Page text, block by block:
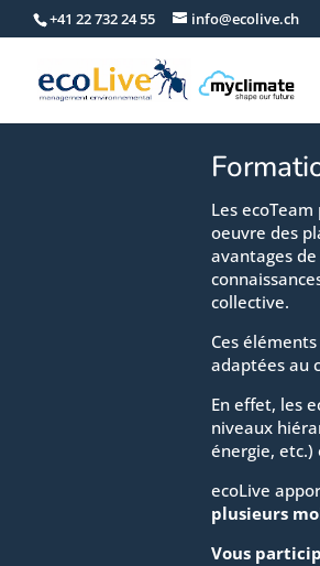
+41 22 732 24 55 info@ecolive.ch
Les
oeuvre des
avantages
collective.
Ces
adaptées au
En effet, les
niveaux
énergie, etc.)
ecoLive
plusieurs
Vous